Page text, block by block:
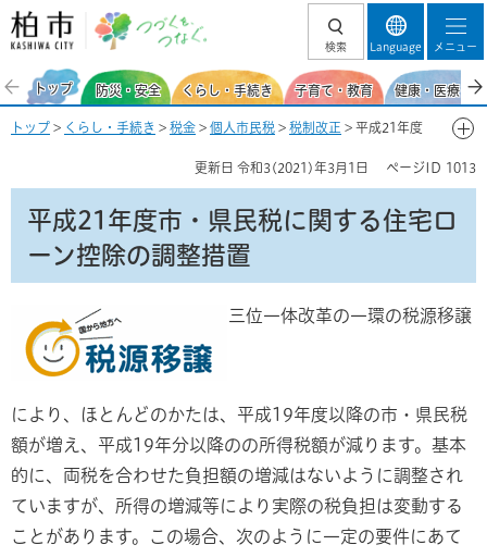
柏市 つづくを、
検索 Language メニュー
トップ 防災・安全 くらし・手続き 子育て・教育 健康・医療・
トップ > くらし・手続き > 税金 > 個人市民税 > 税制改正 > 平成21年度
更新日 令和3(2021)年3月1日 ページID 1013
平成21年度市・県民税に関する住宅ロ
ーン控除の調整措置
三位一体改革の一環の税源移譲
により、ほとんどのかたは、平成19年度以降の市・県民税
額が増え、平成19年分以降のの所得税額が減ります。基本
的に、両税を合わせた負担額の増減はないように調整され
ていますが、所得の増減等により実際の税負担は変動する
ことがあります。この場合、次のように一定の要件にあて